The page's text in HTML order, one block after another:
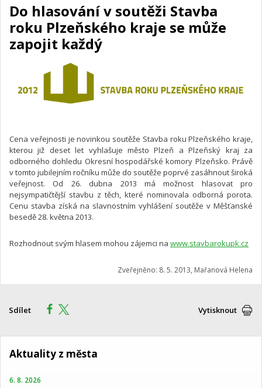
Do hlasování v soutěži Stavba
roku Plzeňského kraje se může
zapojit každý
Cena veřejnosti je novinkou soutěže Stavba roku Plzeňského kraje,
kterou již deset let vyhlašuje město Plzeň a Plzeňský kraj za
odborného dohledu Okresní hospodářské komory Plzeňsko. Právě
v tomto jubilejním ročníku může do soutěže poprvé zasáhnout široká
veřejnost. Od 26. dubna 2013 má možnost hlasovat pro
nejsympatičtější stavbu z těch, které nominovala odborná porota.
Cenu stavba získá na slavnostním vyhlášení soutěže v Měšťanské
besedě 28. května 2013.
Rozhodnout svým hlasem mohou zájemci na www.stavbarokupk.cz
Zveřejněno: 8. 5. 2013, Mařanová Helena
Sdílet Vytisknout
Aktuality z města
6. 8. 2026